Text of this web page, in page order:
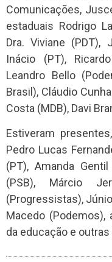
Comunicações,
estaduais Rodrigo
Dra. Viviane (PDT),
Inácio (PT),
Leandro Bello
Brasil), Cláudio
Costa (MDB), Davi
Estiveram
Pedro Lucas
(PT), Amanda
(PSB), Márcio
(Progressistas),
Macedo
da educação e